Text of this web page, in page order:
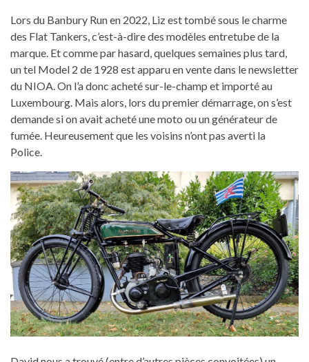
Lors du Banbury Run en 2022, Liz est tombé sous le charme
des Flat Tankers, c’est-à-dire des modèles entretube de la
marque. Et comme par hasard, quelques semaines plus tard,
un tel Model 2 de 1928 est apparu en vente dans le newsletter
du NIOA. On l’a donc acheté sur-le-champ et importé au
Luxembourg. Mais alors, lors du premier démarrage, on s’est
demande si on avait acheté une moto ou un générateur de
fumée. Heureusement que les voisins n’ont pas averti la
Police.